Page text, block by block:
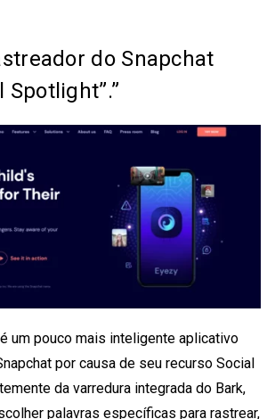
do Snapchat
Spotlight”.”
um pouco mais inteligente aplicativo
por causa de seu recurso Social
da varredura integrada do Bark,
palavras específicas para rastrear,